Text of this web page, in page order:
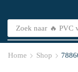
Zoek naar 🔥 PVC
Home Shop